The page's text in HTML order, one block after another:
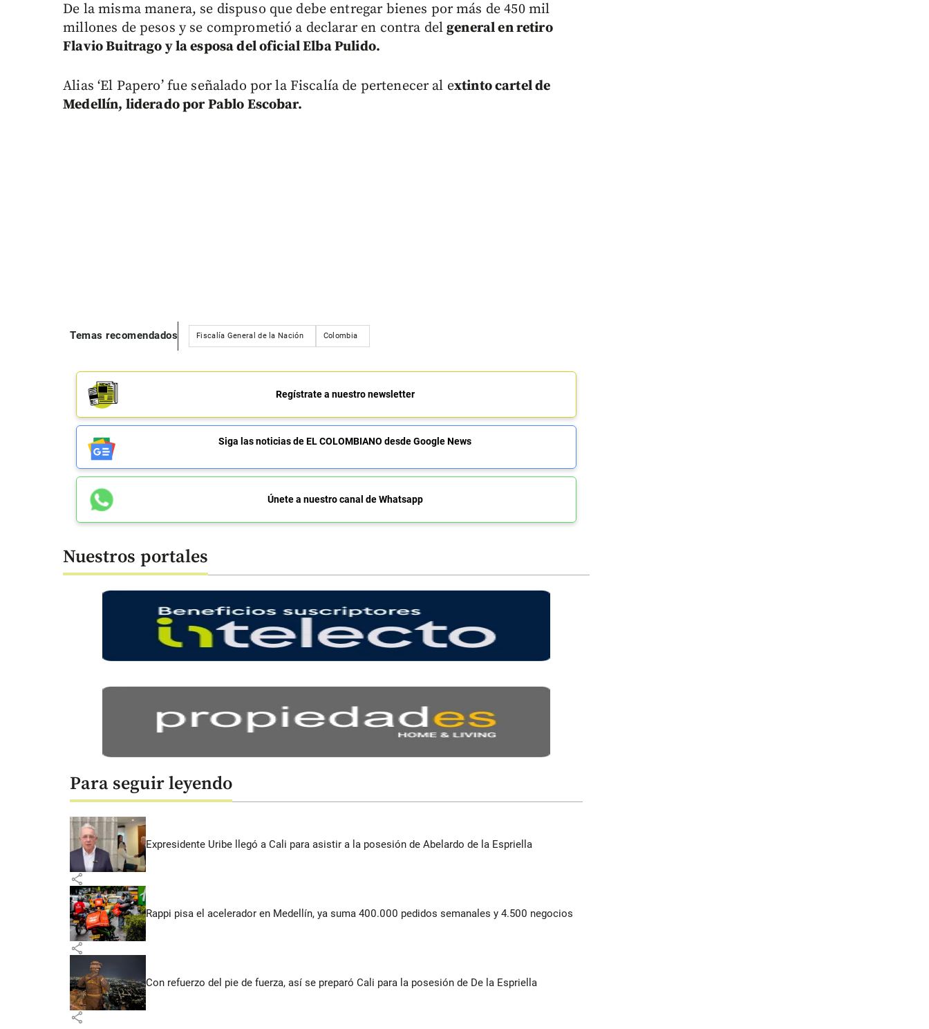
De la misma manera, se dispuso que debe entregar bienes por más de 450 mil
millones de pesos y se comprometió a declarar en contra delgeneral en retiro
Flavio Buitrago y la esposa del oficial Elba Pulido.
Alias ‘El Papero’ fue señalado por la Fiscalía de pertenecer al extinto cartel de
Medellín, liderado por Pablo Escobar.
Temas recomendados Fiscalía General de la Nación Colombia
Regístrate a nuestro newsletter
Siga las noticias de EL COLOMBIANO desde Google News
Únete a nuestro canal de Whatsapp
Nuestros portales
Para seguir leyendo
Expresidente Uribe llegó a Cali para asistir a la posesión de Abelardo de la Espriella
share
Rappi pisa el acelerador en Medellín, ya suma 400.000 pedidos semanales y 4.500 negocios
share
Con refuerzo del pie de fuerza, así se preparó Cali para la posesión de De la Espriella
share